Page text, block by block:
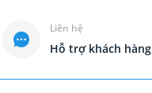
Liên hệ
Hỗ trợ khách hàng